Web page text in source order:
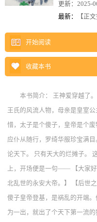
更新： 2025-
最新：
【正文
开始阅读
收藏本书
本书简介： 王神爱穿越了
王氏的风流人物，母亲是皇室
惜，太子是个傻子，皇帝是个
应仆从随行，罗绮华服珍宝满
论天下。 只有天大的烂摊子。
上，开场便是一句—— 【大家
北乱世的永安大帝。】 【后世
傻子皇帝登基，是祸乱的开端
为一出，就出了个天下第一流